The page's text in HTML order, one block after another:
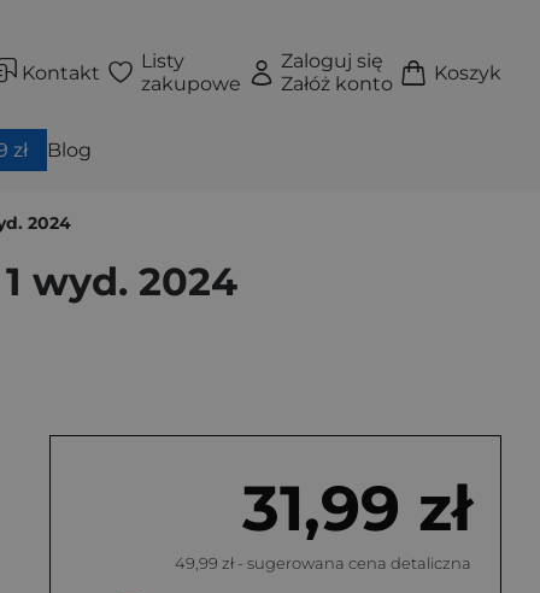
Kontakt
Listy
zakupowe
Zaloguj się
Załóż konto
Koszyk
zł Blog
2024
wyd. 2024
31,99 zł
49,99 zł - sugerowana cena detaliczna